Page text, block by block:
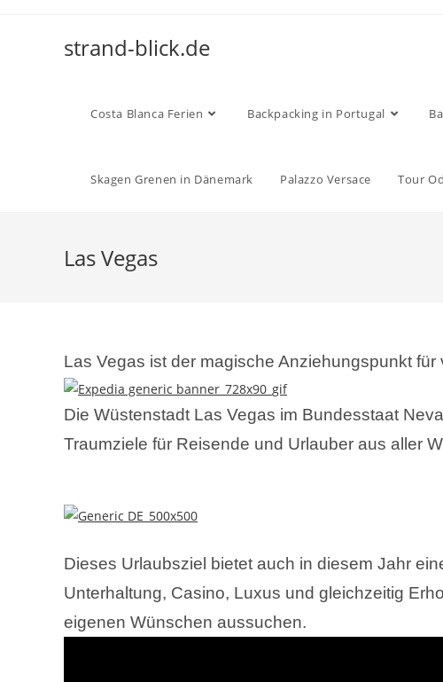
strand-blick.de
Costa Blanca Ferien Backpacking in Portugal
Skagen Grenen in Dänemark Palazzo Versace Tour
Las Vegas
Las Vegas ist der magische Anziehungspunkt für
Die Wüstenstadt Las Vegas im Bundesstaat
Traumziele für Reisende und Urlauber aus aller
Dieses Urlaubsziel bietet auch in diesem Jahr
Unterhaltung, Casino, Luxus und gleichzeitig
eigenen Wünschen aussuchen.